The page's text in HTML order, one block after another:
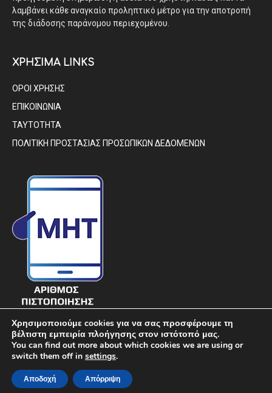
λαμβάνει κάθε αναγκαίο προληπτικό μέτρο για την αποτροπή
της διάδοσης παράνομου περιεχομένου.
ΧΡΗΣΙΜΑ LINKS
ΟΡΟΙ ΧΡΗΣΗΣ
ΕΠΙΚΟΙΝΩΝΙΑ
ΤΑΥΤΟΤΗΤΑ
ΠΟΛΙΤΙΚΗ ΠΡΟΣΤΑΣΙΑΣ ΠΡΟΣΩΠΙΚΩΝ ΔΕΔΟΜΕΝΩΝ
© DIAVIMA.GR - «ΔΙΑΒΗΜΑ» ΕΒΔΟΜΑΔΙΑΙΑ ΠΟΛΙΤΙΚΗ ΣΑΤΙΡΙΚΗ
ΕΦΗΜΕΡΙΔΑ ΣΤΕΡΕΑΣ ΕΛΛΑΔΑΣ
Χρησιμοποιούμε cookies για να σας προσφέρουμε τη
βέλτιστη εμπειρία πλοήγησης στον ιστότοπό μας.
You can find out more about which cookies we are using or
switch them off in settings.
Αποδοχή Απόρριψη